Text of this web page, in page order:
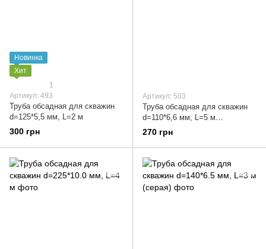
Новинка
Хит
1
Артикул: 493
Труба обсадная для скважин
d=125*5,5 мм, L=2 м
300 грн
Артикул: 503
Труба обсадная для скважин
d=110*6,6 мм, L=5 м
УСИЛЕННАЯ
270 грн